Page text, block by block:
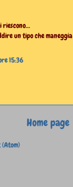
riescono...
un tipo che
15:36
Home page
(Atom)